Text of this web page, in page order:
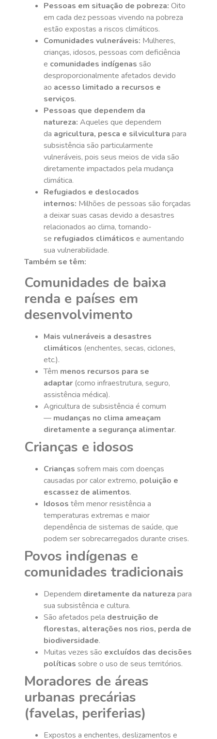
Pessoas em situação de pobreza: Oito
em cada dez pessoas vivendo na pobreza
estão expostas a riscos climáticos.
Comunidades vulneráveis: Mulheres,
crianças, idosos, pessoas com deficiência
e comunidades indígenas são
desproporcionalmente afetados devido
ao acesso limitado a recursos e
serviços.
Pessoas que dependem da
natureza: Aqueles que dependem
da agricultura, pesca e silvicultura para
subsistência são particularmente
vulneráveis, pois seus meios de vida são
diretamente impactados pela mudança
climática.
Refugiados e deslocados
internos: Milhões de pessoas são forçadas
a deixar suas casas devido a desastres
relacionados ao clima, tornando-
se refugiados climáticos e aumentando
sua vulnerabilidade.
Também se têm:
Comunidades de baixa
renda e países em
desenvolvimento
Mais vulneráveis a desastres
climáticos (enchentes, secas, ciclones,
etc.).
Têm menos recursos para se
adaptar (como infraestrutura, seguro,
assistência médica).
Agricultura de subsistência é comum
— mudanças no clima ameaçam
diretamente a segurança alimentar.
Crianças e idosos
Crianças sofrem mais com doenças
causadas por calor extremo, poluição e
escassez de alimentos.
Idosos têm menor resistência a
temperaturas extremas e maior
dependência de sistemas de saúde, que
podem ser sobrecarregados durante crises.
Povos indígenas e
comunidades tradicionais
Dependem diretamente da natureza para
sua subsistência e cultura.
São afetados pela destruição de
florestas, alterações nos rios, perda de
biodiversidade.
Muitas vezes são excluídos das decisões
políticas sobre o uso de seus territórios.
Moradores de áreas
urbanas precárias
(favelas, periferias)
Expostos a enchentes, deslizamentos e